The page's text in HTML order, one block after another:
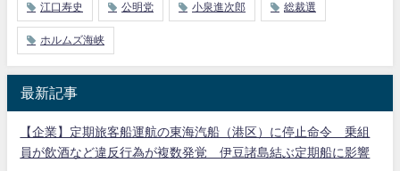
江口寿史 公明党 小泉進次郎 総裁選
ホルムズ海峡
最新記事
【企業】定期旅客船運航の東海汽船（港区）に停止命令 乗組
員が飲酒など違反行為が複数発覚 伊豆諸島結ぶ定期船に影響